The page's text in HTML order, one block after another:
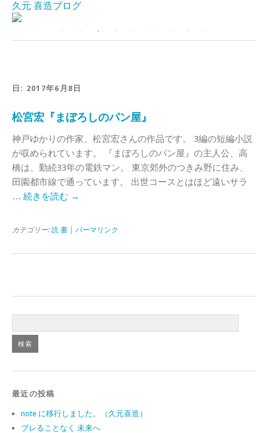
久元 喜造ブログ
日: 2017年6月8日
松宮宏『まぼろしのパン屋』
神戸ゆかりの作家、松宮宏さんの作品です。 3編の短編小説
が収められています。 『まぼろしのパン屋』の主人公、高
橋は、勤続33年の電鉄マン。 東京郊外のつきみ野に住み、
田園都市線で通っています。 出世コースとはほど遠いサラ
… 続きを読む →
カテゴリー: 読 書 パーマリンク
最近の投稿
note に移行しました。（久元喜造）
ブレることなく 未来へ